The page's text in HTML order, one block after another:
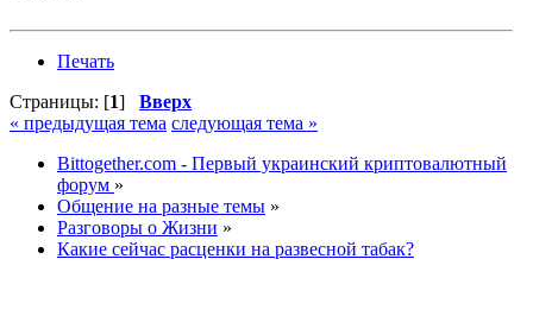
Печать
Страницы: [1] Вверх
« предыдущая тема следующая тема »
Bittogether.com - Первый украинский криптовалютный
форум »
Общение на разные темы »
Разговоры о Жизни »
Какие сейчас расценки на развесной табак?